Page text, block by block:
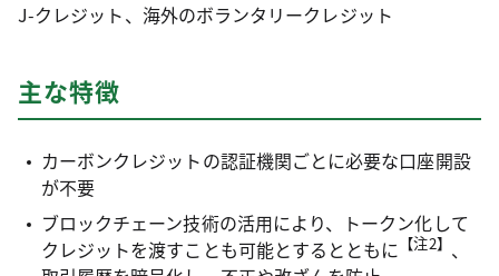
J-クレジット、海外のボランタリークレジット
主な特徴
カーボンクレジットの認証機関ごとに必要な口座開設
が不要
ブロックチェーン技術の活用により、トークン化して
クレジットを渡すことも可能とするとともに 【注2】 、